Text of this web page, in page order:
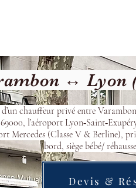
↔ Lyon
d’un chauffeur privé entre
l’aéroport
Mercedes (Classe V & Berline),
bord, siège bébé/
Devis &